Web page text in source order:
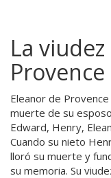
La
Provence
Eleanor de
muerte de su
Edward, Henry,
Cuando su nieto
lloró su muerte y
su memoria. Su